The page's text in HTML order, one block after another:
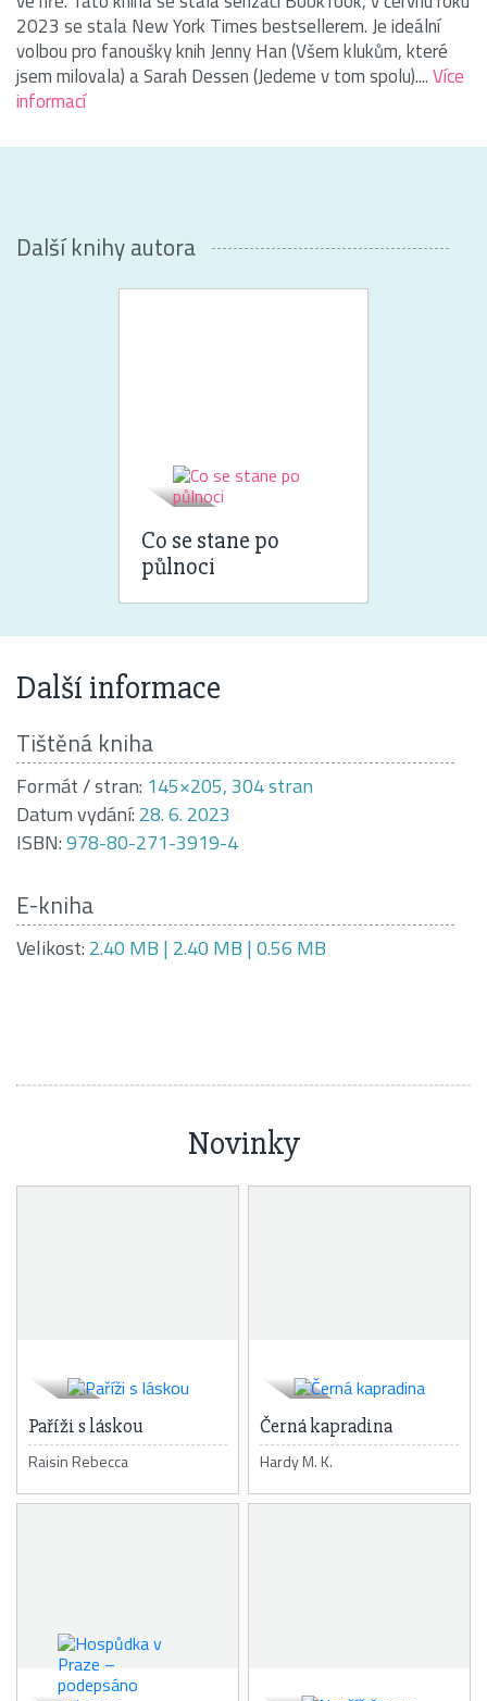
2023 se stala New York Times bestsellerem. Je ideální
volbou pro fanoušky knih Jenny Han (Všem klukům, které
jsem milovala) a Sarah Dessen (Jedeme v tom spolu)....Více
informací
Další knihy autora
Co se stane po
půlnoci
Další informace
Tištěná kniha
Formát / stran: 145×205, 304 stran
Datum vydání: 28. 6. 2023
ISBN:978-80-271-3919-4
E-kniha
Velikost: 2.40 MB | 2.40 MB | 0.56 MB
Novinky
Paříži s láskou
Raisin Rebecca
Černá kapradina
Hardy M. K.